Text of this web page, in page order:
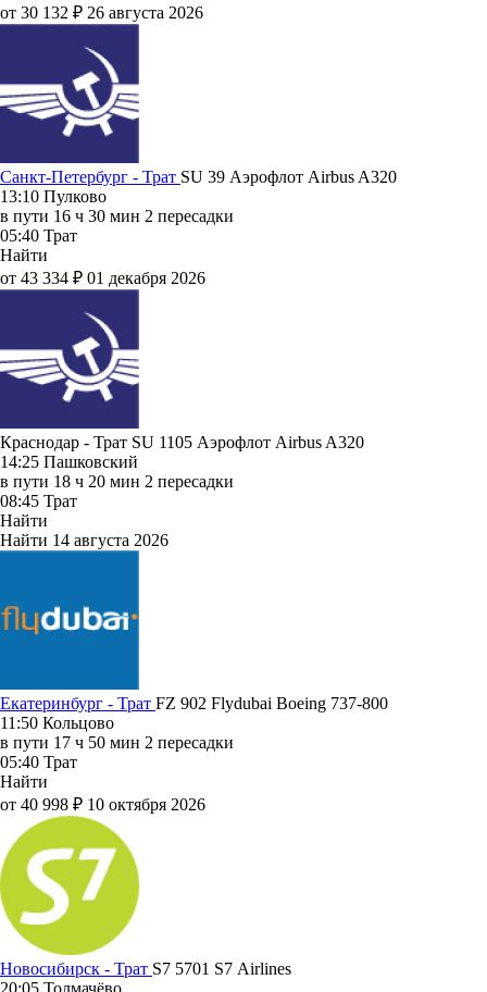
от 30 132 ₽ 26 августа 2026
Санкт-Петербург - Трат SU 39 Аэрофлот Airbus A320
13:10 Пулково
в пути 16 ч 30 мин 2 пересадки
05:40 Трат
Найти
от 43 334 ₽ 01 декабря 2026
Краснодар - Трат SU 1105 Аэрофлот Airbus A320
14:25 Пашковский
в пути 18 ч 20 мин 2 пересадки
08:45 Трат
Найти
Найти 14 августа 2026
Екатеринбург - Трат FZ 902 Flydubai Boeing 737-800
11:50 Кольцово
в пути 17 ч 50 мин 2 пересадки
05:40 Трат
Найти
от 40 998 ₽ 10 октября 2026
Новосибирск - Трат S7 5701 S7 Airlines
20:05 Толмачёво